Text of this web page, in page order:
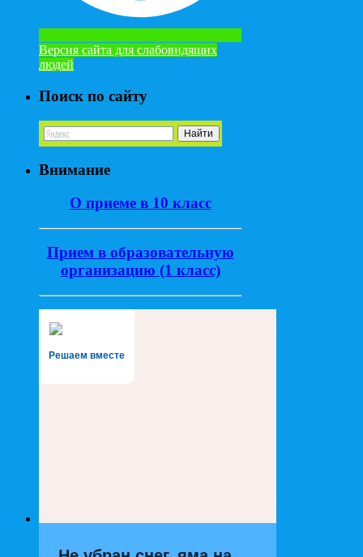
Версия сайта для слабовидящих
людей
Поиск по сайту
Внимание
О приеме в 10 класс
Прием в образовательную
организацию (1 класс)
Решаем вместе